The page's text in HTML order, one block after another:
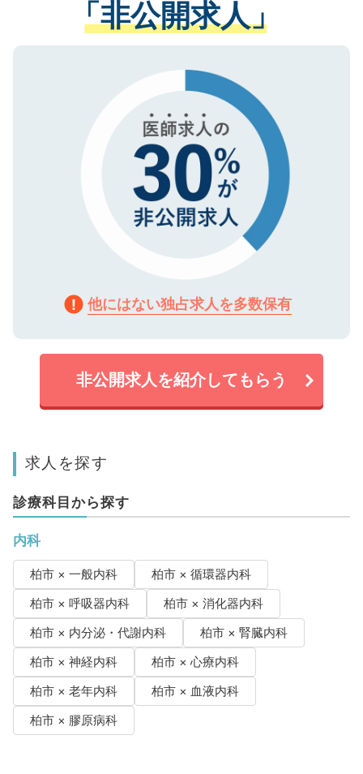
る、プライバシーマークを取得済みです。
で、機密保持に関してもご安心ください。
させていただきます。すぐにご転職をされ
ない方には、長期的なサポートが可能です
ので、まずはご登録ください。
「非公開求人」
他にはない独占求人を多数保有
非公開求人を紹介してもらう
求人を探す
診療科目から探す
内科
柏市 × 一般内科
柏市 × 循環器内科
柏市 × 呼吸器内科
柏市 × 消化器内科
柏市 × 内分泌・代謝内科
柏市 × 腎臓内科
柏市 × 神経内科
柏市 × 心療内科
柏市 × 老年内科
柏市 × 血液内科
柏市 × 膠原病科